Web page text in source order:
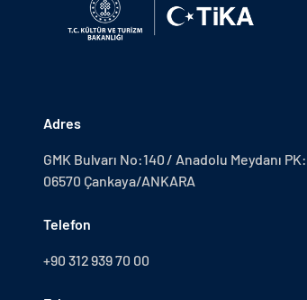
Adres
GMK Bulvarı No:140 / Anadolu Meydanı PK:
06570 Çankaya/ANKARA
Telefon
+90 312 939 70 00